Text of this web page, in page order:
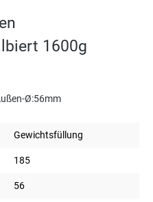
1600g
Ø:56mm
Gewichtsfüllung
185
56